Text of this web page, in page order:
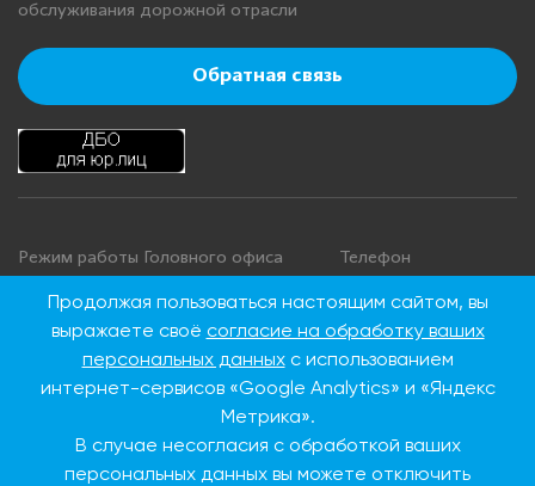
обслуживания дорожной отрасли
Обратная связь
Режим работы Головного офиса
Понедельник - четверг: с 9:00 до
18:00
Суббота, воскресенье: выходные
Телефон
+7 495 276 00 22
8 800 100 00 22
России)
Продолжая пользоваться настоящим сайтом, вы
выражаете своё согласие на обработку ваших
персональных данныхс использованием
интернет-сервисов «Google Analytics» и «Яндекс
Метрика».
В случае несогласия с обработкой ваших
персональных данных вы можете отключить